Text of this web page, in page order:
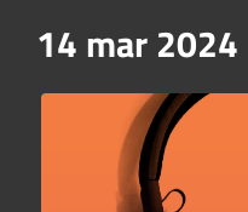
14 mar 2024